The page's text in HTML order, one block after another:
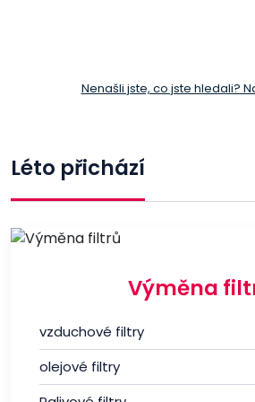
Nenašli jste, co jste hledali?
Léto přichází
Výměna
vzduchové filtry
olejové filtry